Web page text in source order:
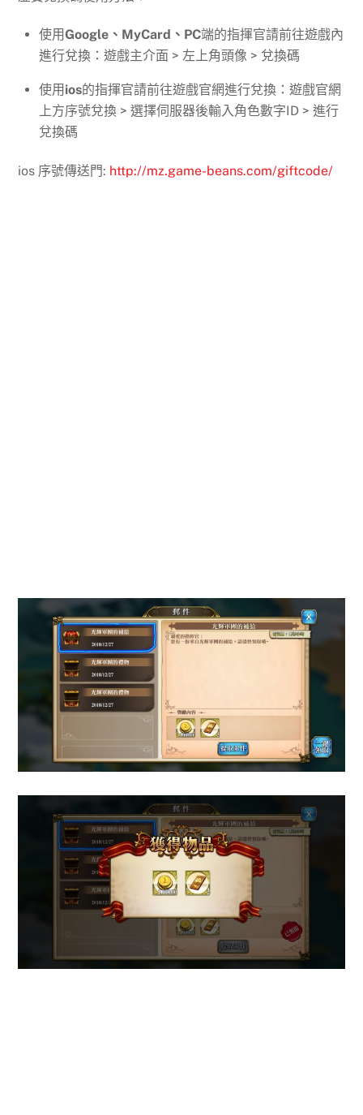
使用Google、MyCard、PC端的指揮官請前往遊戲內
進行兌換：遊戲主介面 > 左上角頭像 > 兌換碼
使用 ios的指揮官請前往遊戲官網進行兌換：遊戲官網
上方序號兌換 > 選擇伺服器後輸入角色數字ID > 進行
兌換碼
ios 序號傳送門: http://mz.game-beans.com/giftcode/